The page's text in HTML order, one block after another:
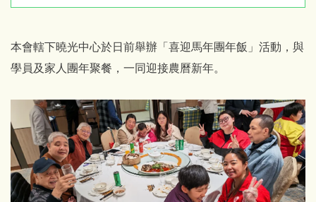
本會轄下曉光中心於日前舉辦「喜迎馬年團年飯」活動，與
學員及家人團年聚餐，一同迎接農曆新年。